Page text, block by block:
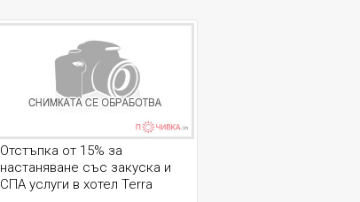
Отстъпка от 15% за
настаняване със закуска и
СПА услуги в хотел Terra